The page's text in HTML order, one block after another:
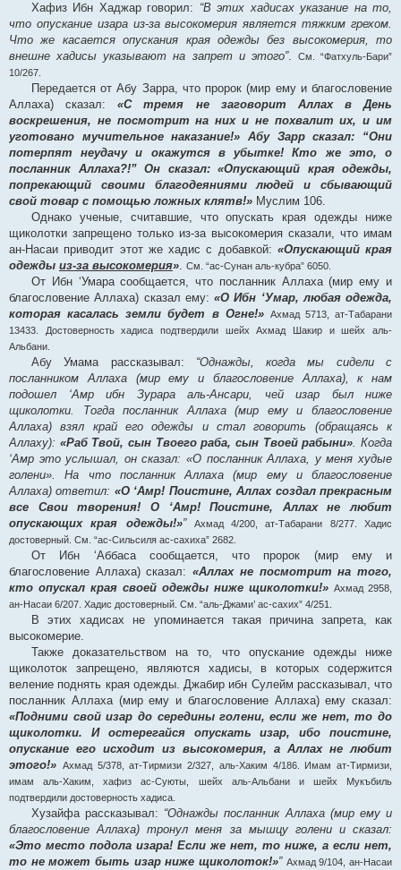
Хафиз Ибн Хаджар говорил: “В этих хадисах указание на то,
что опускание изара из-за высокомерия является тяжким грехом.
Что же касается опускания края одежды без высокомерия, то
внешне хадисы указывают на запрет и этого”.
См. “Фатхуль-Бари”
10/267.
Передается от Абу Зарра, что пророк (мир ему и благословение
Аллаха) сказал:«С тремя не заговорит Аллах в День
воскрешения, не посмотрит на них и не похвалит их, и им
уготовано мучительное наказание!» Абу Зарр сказал: “Они
потерпят неудачу и окажутся в убытке! Кто же это, о
посланник Аллаха?!” Он сказал: «Опускающий края одежды,
попрекающий своими благодеяниями людей и сбывающий
свой товар с помощью ложных клятв!» Муслим 106.
Однако ученые, считавшие, что опускать края одежды ниже
щиколотки запрещено только из-за высокомерия сказали, что имам
ан-Насаи приводит этот же хадис с добавкой: «Опускающий края
одежды из-за высокомерия». См. “ас-Сунан аль-кубра” 6050.
От Ибн ‘Умара сообщается, что посланник Аллаха (мир ему и
благословение Аллаха) сказал ему: «О Ибн ‘Умар, любая одежда,
которая касалась земли будет в Огне!»
Ахмад 5713, ат-Табарани
13433. Достоверность хадиса подтвердили шейх Ахмад Шакир и шейх аль-
Альбани.
Абу Умама рассказывал: “Однажды, когда мы сидели с
посланником Аллаха (мир ему и благословение Аллаха), к нам
подошел ‘Амр ибн Зурара аль-Ансари, чей изар был ниже
щиколотки. Тогда посланник Аллаха (мир ему и благословение
Аллаха) взял край его одежды и стал говорить (обращаясь к
Аллаху): «Раб Твой, сын Твоего раба, сын Твоей рабыни». Когда
‘Амр это услышал, он сказал: «О посланник Аллаха, у меня худые
голени». На что посланник Аллаха (мир ему и благословение
Аллаха) ответил: «О ‘Амр! Поистине, Аллах создал прекрасным
все Свои творения! О ‘Амр! Поистине, Аллах не любит
опускающих края одежды!»”
Ахмад 4/200, ат-Табарани 8/277. Хадис
достоверный. См. “ас-Сильсиля ас-сахиха” 2682.
От Ибн ‘Аббаса сообщается, что пророк (мир ему и
благословение Аллаха) сказал:«Аллах не посмотрит на того,
кто опускал края своей одежды ниже щиколотки!» Ахмад 2958,
ан-Насаи 6/207. Хадис достоверный. См. “аль-Джами’ ас-сахих” 4/251.
В этих хадисах не упоминается такая причина запрета, как
высокомерие.
Также доказательством на то, что опускание одежды ниже
щиколоток запрещено, являются хадисы, в которых содержится
веление поднять края одежды. Джабир ибн Сулейм рассказывал, что
посланник Аллаха (мир ему и благословение Аллаха) ему сказал:
«Подними свой изар до середины голени, если же нет, то до
щиколотки. И остерегайся опускать изар, ибо поистине,
опускание его исходит из высокомерия, а Аллах не любит
этого!» Ахмад 5/378, ат-Тирмизи 2/327, аль-Хаким 4/186. Имам ат-Тирмизи,
имам аль-Хаким, хафиз ас-Суюты, шейх аль-Альбани и шейх Мукъбиль
подтвердили достоверность хадиса.
Хузайфа рассказывал: “Однажды посланник Аллаха (мир ему и
благословение Аллаха) тронул меня за мышцу голени и сказал:
«Это место подола изара! Если же нет, то ниже, а если нет,
то не может быть изар ниже щиколоток!»” Ахмад 9/104, ан-Насаи